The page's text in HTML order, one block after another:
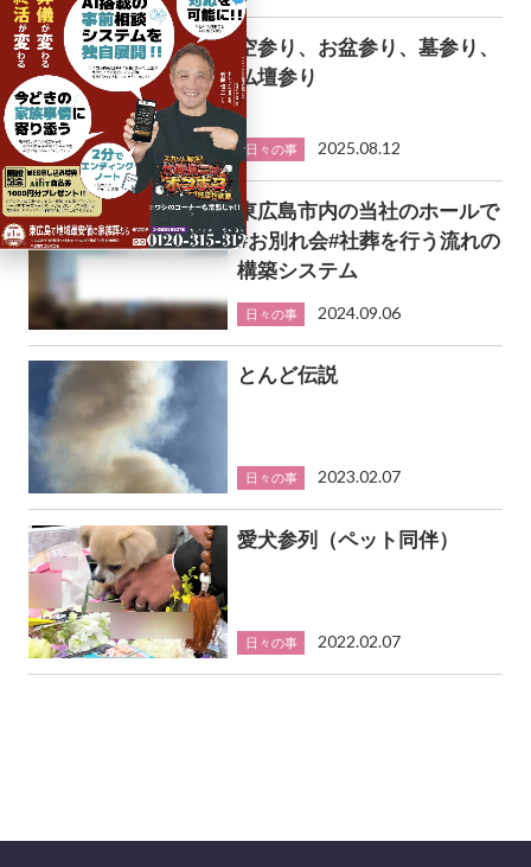
空参り、お盆参り、墓参り、
仏壇参り
日々の事 2025.08.12
東広島市内の当社のホールで
#お別れ会#社葬を行う流れの
構築システム
日々の事 2024.09.06
とんど伝説
日々の事 2023.02.07
愛犬参列（ペット同伴）
日々の事 2022.02.07